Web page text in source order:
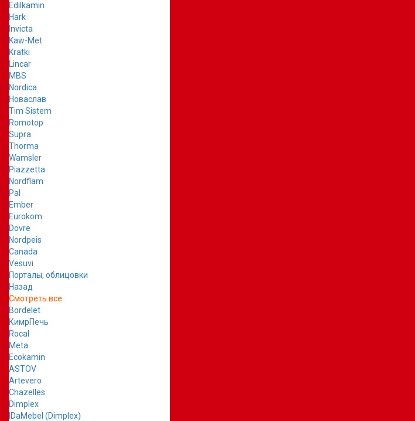
Edilkamin
Hark
Invicta
Kaw-Met
Kratki
Lincar
MBS
Nordica
Новаслав
Tim Sistem
Romotop
Supra
Thorma
Wamsler
Piazzetta
Nordflam
Pal
Ember
Eurokom
Dovre
Nordpeis
Canada
Vesuvi
Порталы, облицовки
Назад
Смотреть все
Bordelet
КимрПечь
Rocal
Meta
Ecokamin
ASTOV
Artevero
Chazelles
Dimplex
IDaMebel (Dimplex)